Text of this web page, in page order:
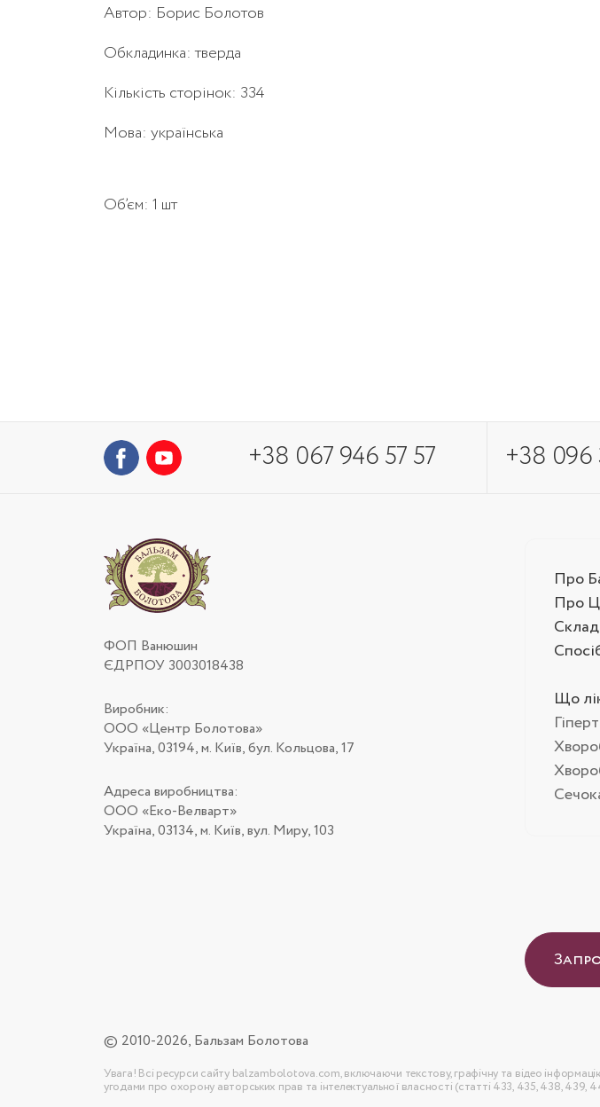
Автор: Борис Болотов
Обкладинка: тверда
Кількість сторінок: 334
Мова: українська
Об’єм: 1 шт
+38 067 946 57 57 +38 096
ФОП Ванюшин
ЄДРПОУ 3003018438
Виробник:
ООО «Центр Болотова»
Україна, 03194, м. Київ, бул. Кольцова, 17
Адреса виробництва:
ООО «Еко-Велварт»
Україна, 03134, м. Київ, вул. Миру, 103
Про
Про
Склад
Що
© 2010-2026, Бальзам Болотова
Увага! Всі ресурси сайту balzambolotova.com, включаючи текстову, графічну та відео
угодами про охорону авторських прав та інтелектуальної власності (статті 433, 435, 438, 439,